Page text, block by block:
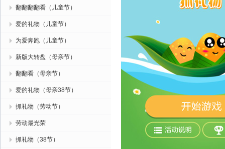
翻翻翻翻看（儿童节）
爱的礼物（儿童节）
为爱奔跑（儿童节）
新版大转盘（母亲节）
翻翻看（母亲节）
爱的礼物（母亲38节）
抓礼物（劳动节）
劳动最光荣
抓礼物（38节）